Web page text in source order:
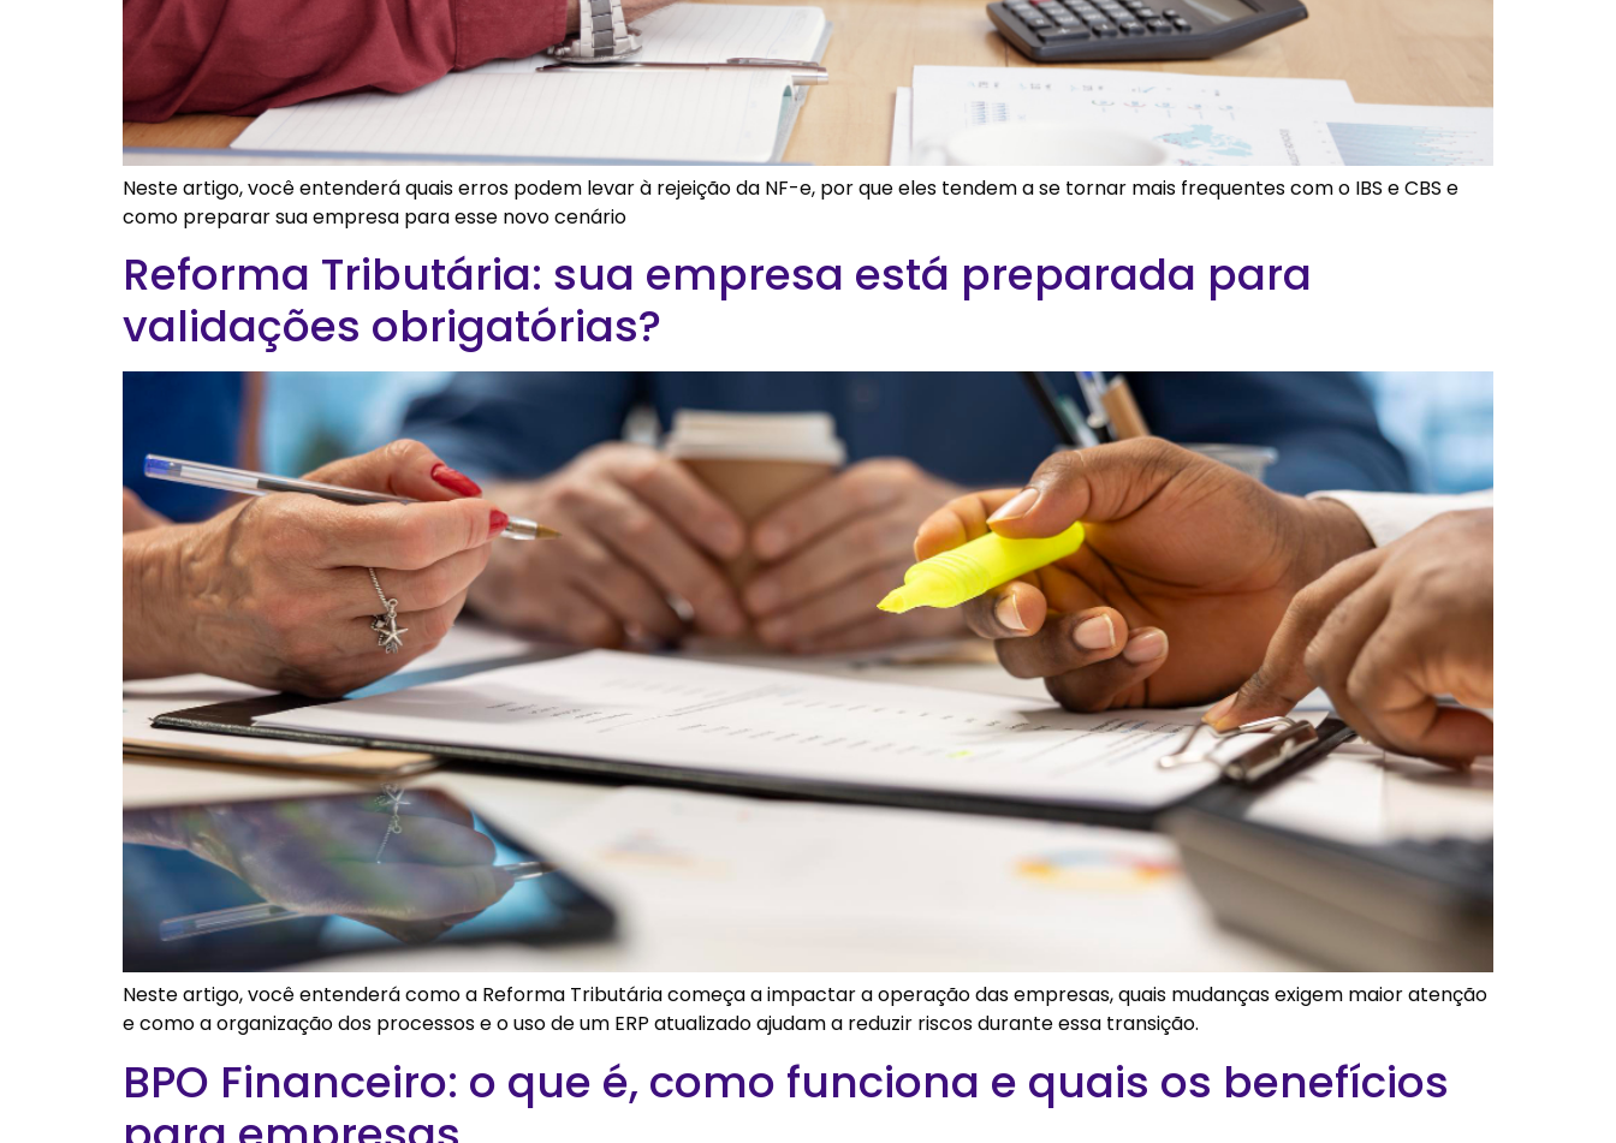
Neste artigo, você entenderá quais erros podem levar à rejeição da NF-e, por que eles tendem a se tornar mais frequentes com o IBS e CBS e
como preparar sua empresa para esse novo cenário
Reforma Tributária: sua empresa está preparada para
validações obrigatórias?
Neste artigo, você entenderá como a Reforma Tributária começa a impactar a operação das empresas, quais mudanças exigem maior atenção
e como a organização dos processos e o uso de um ERP atualizado ajudam a reduzir riscos durante essa transição.
BPO Financeiro: o que é, como funciona e quais os benefícios